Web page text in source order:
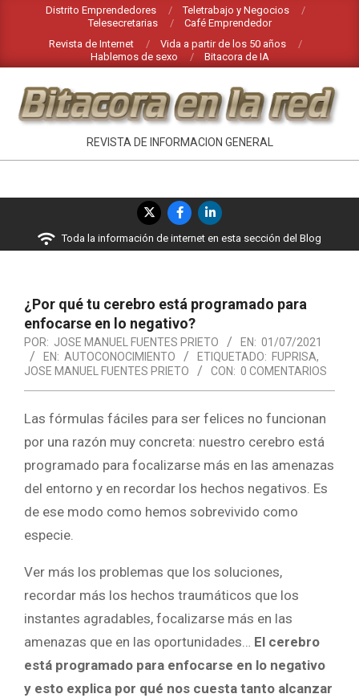
contenido
Distrito Emprendedores
Teletrabajo y Negocios
Telesecretarias
Café Emprendedor
Revista de Internet
Vida a partir de los 50 años
Hablemos de sexo
Bitacora de IA
BITACORA
LA
RED
REVISTA DE INFORMACION GENERAL
navegación
Toda la información de internet en esta sección del Blog
¿Por qué tu cerebro está programado para
enfocarse en lo negativo?
POR: JOSE MANUEL FUENTES PRIETO EN: 01/07/2021
EN: AUTOCONOCIMIENTO ETIQUETADO: FUPRISA,
JOSE MANUEL FUENTES PRIETO
CON: 0 COMENTARIOS
Las fórmulas fáciles para ser felices no funcionan
por una razón muy concreta: nuestro cerebro está
programado para focalizarse más en las amenazas
del entorno y en recordar los hechos negativos. Es
de ese modo como hemos sobrevivido como
especie.
Ver más los problemas que los soluciones,
recordar más los hechos traumáticos que los
instantes agradables, focalizarse más en las
amenazas que en las oportunidades… El cerebro
está programado para enfocarse en lo negativo
y esto explica por qué nos cuesta tanto alcanzar